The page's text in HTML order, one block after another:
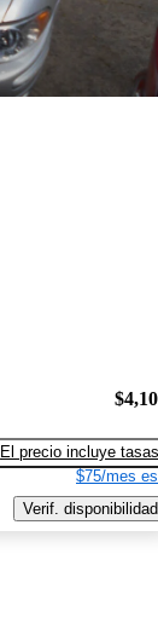
El precio incluye tasas
$75/mes
Verif. disponibilidad